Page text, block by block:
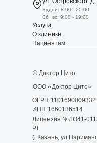
Будни: 8:00 - 20:00
Сб, вс: 9:00 - 19:00
Услуги
О клинике
Пациентам
Лицензия №ЛО41-
РТ
(г.Казань,
ООО «Доктор Цито»
© Доктор Цито
ОГРН 1101690009332
ИНН 1660136514